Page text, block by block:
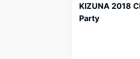
KIZUNA 2018
Party